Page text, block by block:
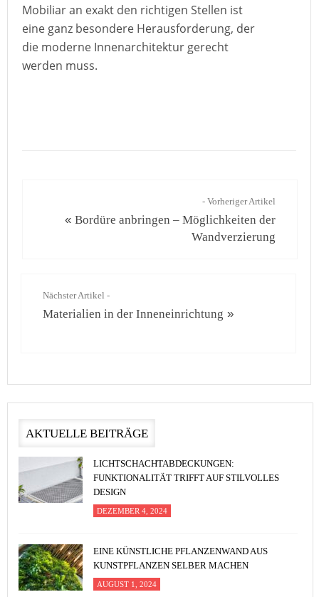
Mobiliar an exakt den richtigen Stellen ist
eine ganz besondere Herausforderung, der
die moderne Innenarchitektur gerecht
werden muss.
- Vorheriger Artikel
«Bordüre anbringen – Möglichkeiten der
Wandverzierung
Nächster Artikel -
Materialien in der Inneneinrichtung »
AKTUELLE BEITRÄGE
LICHTSCHACHTABDECKUNGEN:
FUNKTIONALITÄT TRIFFT AUF STILVOLLES
DESIGN
DEZEMBER 4, 2024
EINE KÜNSTLICHE PFLANZENWAND AUS
KUNSTPFLANZEN SELBER MACHEN
AUGUST 1, 2024